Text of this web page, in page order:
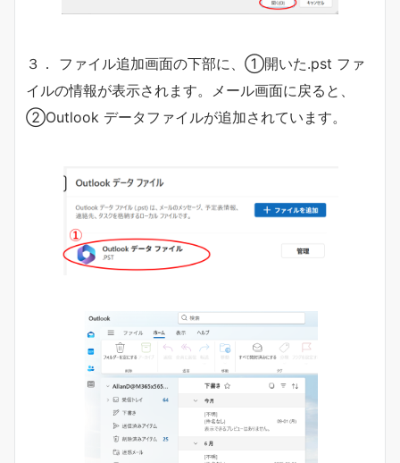
３． ファイル追加画面の下部に、①開いた.pst ファ
イルの情報が表示されます。メール画面に戻ると、
②Outlook データファイルが追加されています。